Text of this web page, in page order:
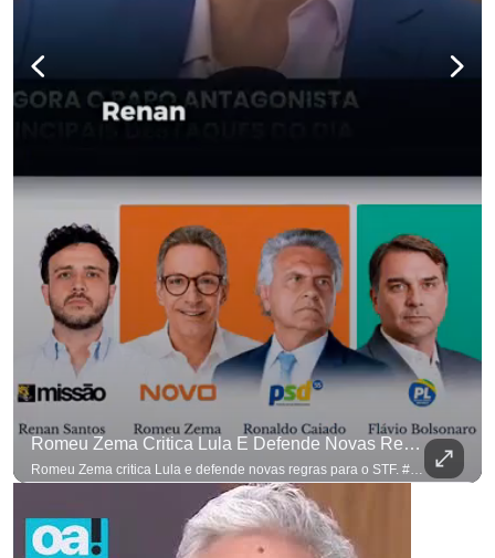
Romeu Zema Critica Lula E Defende Novas Regras Para O STF. #OAntagonista